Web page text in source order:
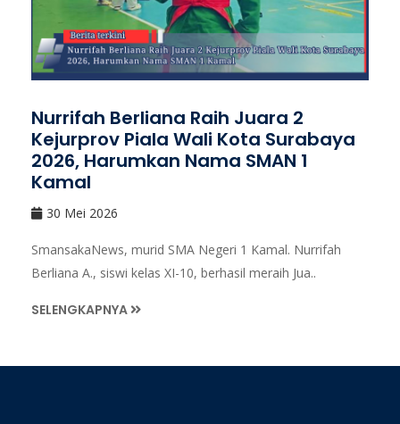
Nurrifah Berliana Raih Juara 2
Kejurprov Piala Wali Kota Surabaya
2026, Harumkan Nama SMAN 1
Kamal
30 Mei 2026
SmansakaNews, murid SMA Negeri 1 Kamal. Nurrifah
Berliana A., siswi kelas XI-10, berhasil meraih Jua..
SELENGKAPNYA